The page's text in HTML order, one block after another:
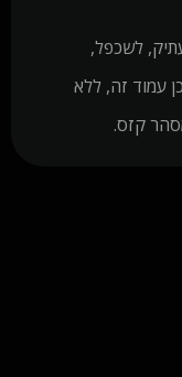
לשכפל,
עמוד זה, ללא
קזס.